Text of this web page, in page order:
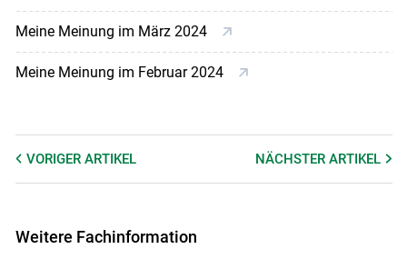
Meine Meinung im März 2024
Meine Meinung im Februar 2024
VORIGER ARTIKEL NÄCHSTERARTIKEL
Weitere Fachinformation